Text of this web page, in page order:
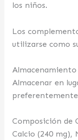
los niños.
Los
utilizarse como
Almacenamiento
Almacenar en
Composición de
Calcio (240 mg),